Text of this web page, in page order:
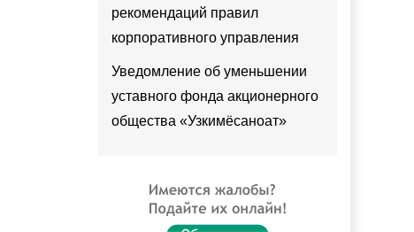
рекомендаций правил
корпоративного управления
Уведомление об уменьшении
уставного фонда акционерного
общества «Узкимёсаноат»